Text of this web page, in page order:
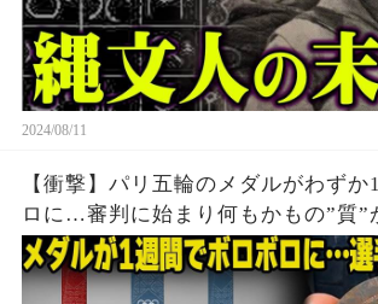
2024/08/11
【衝撃】パリ五輪のメダルがわずか
ロに…審判に始まり何もかもの”質”
に世界中から批判殺到…メダルの価
達から怒りの声が止まらない…